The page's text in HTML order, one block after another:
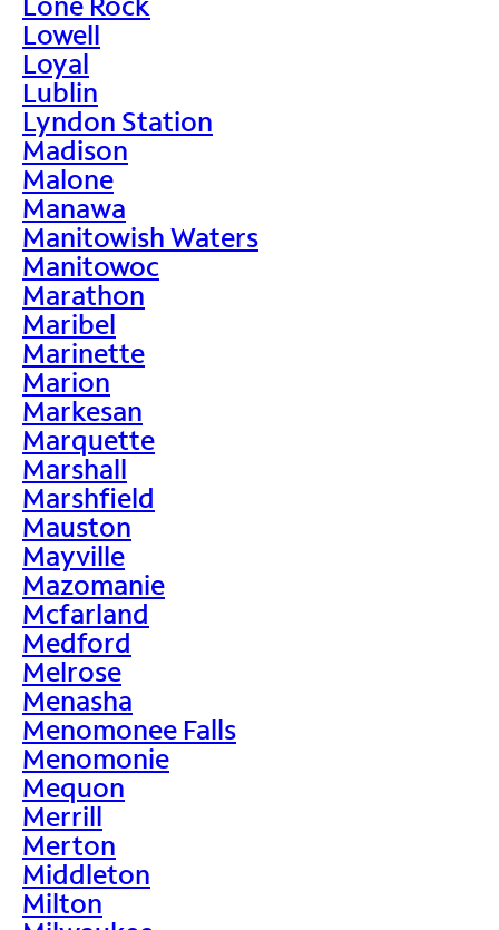
Lowell
Loyal
Lublin
Lyndon Station
Madison
Malone
Manawa
Manitowish Waters
Manitowoc
Marathon
Maribel
Marinette
Marion
Markesan
Marquette
Marshall
Marshfield
Mauston
Mayville
Mazomanie
Mcfarland
Medford
Melrose
Menasha
Menomonee Falls
Menomonie
Mequon
Merrill
Merton
Middleton
Milton